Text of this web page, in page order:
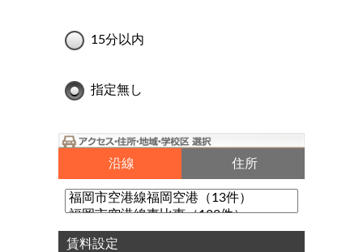
15分以内
指定無し
沿線 住所
賃料設定